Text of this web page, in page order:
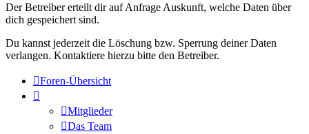
Der Betreiber erteilt dir auf Anfrage Auskunft, welche Daten über
dich gespeichert sind.
Du kannst jederzeit die Löschung bzw. Sperrung deiner Daten
verlangen. Kontaktiere hierzu bitte den Betreiber.
Foren-Übersicht
Mitglieder
Das Team